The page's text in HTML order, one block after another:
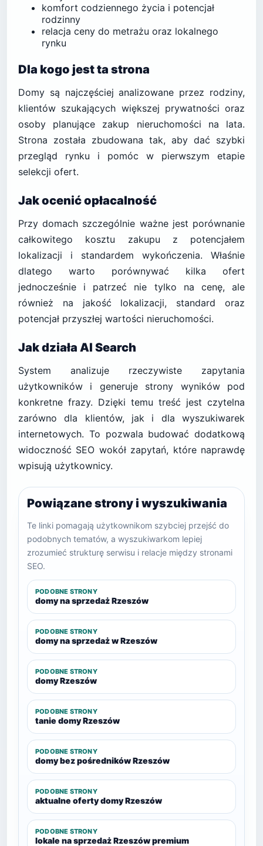
komfort codziennego życia i potencjał
rodzinny
relacja ceny do metrażu oraz lokalnego
rynku
Dla kogo jest ta strona
Domy są najczęściej analizowane przez rodziny,
klientów szukających większej prywatności oraz
osoby planujące zakup nieruchomości na lata.
Strona została zbudowana tak, aby dać szybki
przegląd rynku i pomóc w pierwszym etapie
selekcji ofert.
Jak ocenić opłacalność
Przy domach szczególnie ważne jest porównanie
całkowitego kosztu zakupu z potencjałem
lokalizacji i standardem wykończenia. Właśnie
dlatego warto porównywać kilka ofert
jednocześnie i patrzeć nie tylko na cenę, ale
również na jakość lokalizacji, standard oraz
potencjał przyszłej wartości nieruchomości.
Jak działa AI Search
System analizuje rzeczywiste zapytania
użytkowników i generuje strony wyników pod
konkretne frazy. Dzięki temu treść jest czytelna
zarówno dla klientów, jak i dla wyszukiwarek
internetowych. To pozwala budować dodatkową
widoczność SEO wokół zapytań, które naprawdę
wpisują użytkownicy.
Powiązane strony i wyszukiwania
Te linki pomagają użytkownikom szybciej przejść do
podobnych tematów, a wyszukiwarkom lepiej
zrozumieć strukturę serwisu i relacje między stronami
SEO.
PODOBNE STRONY
domy na sprzedaż Rzeszów
PODOBNE STRONY
domy na sprzedaż w Rzeszów
PODOBNE STRONY
domy Rzeszów
PODOBNE STRONY
tanie domy Rzeszów
PODOBNE STRONY
domy bez pośredników Rzeszów
PODOBNE STRONY
aktualne oferty domy Rzeszów
PODOBNE STRONY
lokale na sprzedaż Rzeszów premium